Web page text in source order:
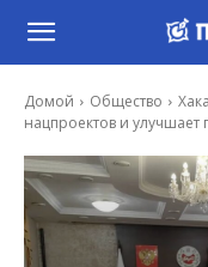
Домой Общество
нацпроектов и